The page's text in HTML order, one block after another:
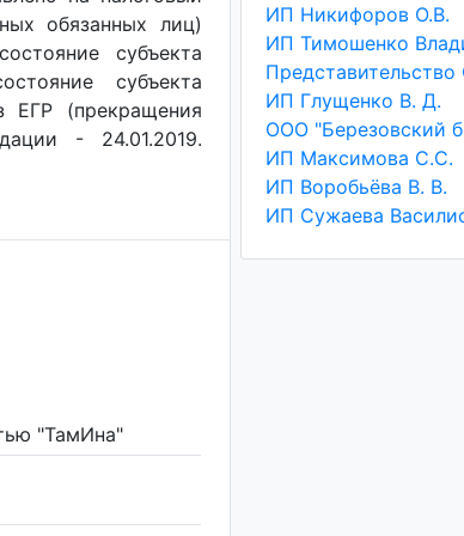
обязанных лиц)
субъекта
субъекта
ЕГР (прекращения
- 24.01.2019.
"ТамИна"
ИП Никифоров О.В.
ИП Глущенко В. Д.
ИП Максимова С.С.
ИП Воробьёва В. В.